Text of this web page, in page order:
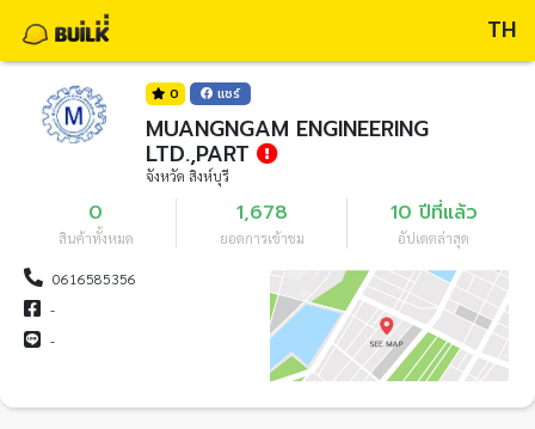
TH
0 แชร์
MUANGNGAM ENGINEERING
LTD.,PART
จังหวัด สิงห์บุรี
0
สินค้าทั้งหมด
1,678
ยอดการเข้าชม
10 ปีที่แล้ว
อัปเดตล่าสุด
0616585356
-
-